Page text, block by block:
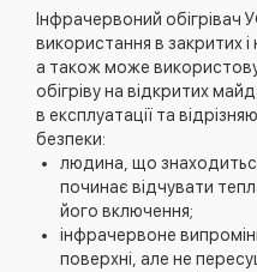
Інфрачервоний обігрівач
використання в закритих і
а також може
обігріву на відкритих
в експлуатації та
безпеки:
людина, що знаходиться
починає відчувати
його включення;
інфрачервоне
поверхні, але не